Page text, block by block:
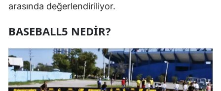
arasında değerlendiriliyor.
BASEBALL5 NEDIR?